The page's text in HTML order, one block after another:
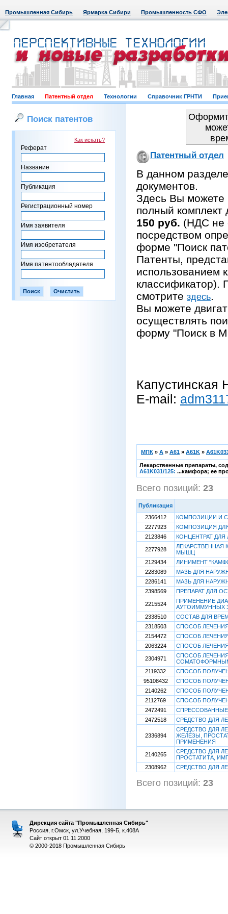
Промышленная Сибирь Ярмарка Сибири Промышленность СФО
Главная Патентный отдел Технологии Справочник ГРНТИ
Поиск патентов
Как искать?
Реферат
Название
Публикация
Регистрационный номер
Имя заявителя
Имя изобретателя
Имя патентообладателя
Патентный отдел
В данном
документов.
Здесь Вы можете
полный комплект
150 руб. (НДС не
посредством
форме "Поиск
Патенты,
использованием
классификатор).
смотрите здесь.
Вы можете
осуществлять
форму "Поиск в
Капустинская
E-mail:
МПК » A » A61 » A61K »
Лекарственные препараты,
A61K031/125: ...камфора; ее
Всего позиций: 23
Публикация
2366412
КОМПОЗИЦИИ И
2277923
КОМПОЗИЦИЯ
2123846
КОНЦЕНТРАТ
2277928
ЛЕКАРСТВЕННАЯ
МЫШЦ
2129434
ЛИНИМЕНТ
2283089
МАЗЬ ДЛЯ
2286141
МАЗЬ ДЛЯ
2398569
ПРЕПАРАТ ДЛЯ
2215524
ПРИМЕНЕНИЕ
АУТОИММУННЫХ
2338510
СОСТАВ ДЛЯ
2318503
СПОСОБ
2154472
СПОСОБ
2063224
СПОСОБ
2304971
СПОСОБ
2119332
СПОСОБ
95108432
СПОСОБ
2140262
СПОСОБ
2112769
СПОСОБ
2472491
СПРЕССОВАННЫЕ
2472518
СРЕДСТВО ДЛЯ
2336894
СРЕДСТВО ДЛЯ
ЖЕЛЕЗЫ,
ПРИМЕНЕНИЯ
2140265
СРЕДСТВО ДЛЯ
ПРОСТАТИТА,
2308962
СРЕДСТВО ДЛЯ
Всего позиций: 23
Дирекция сайта "Промышленная Сибирь"
Россия, г.Омск, ул.Учебная, 199-Б, к.408А
Сайт открыт 01.11.2000
© 2000-2018 Промышленная Сибирь